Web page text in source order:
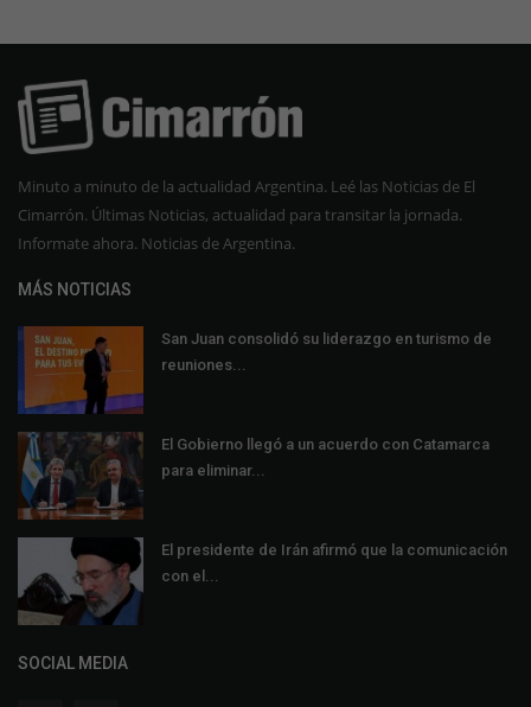
Minuto a minuto de la actualidad Argentina. Leé las Noticias de El
Cimarrón. Últimas Noticias, actualidad para transitar la jornada.
Informate ahora. Noticias de Argentina.
MÁS NOTICIAS
San Juan consolidó su liderazgo en turismo de
reuniones...
El Gobierno llegó a un acuerdo con Catamarca
para eliminar...
El presidente de Irán afirmó que la comunicación
con el...
SOCIAL MEDIA